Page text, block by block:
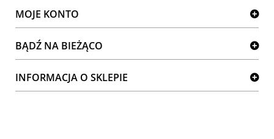
MOJE KONTO
BĄDŹ NA BIEŻĄCO
INFORMACJA O SKLEPIE